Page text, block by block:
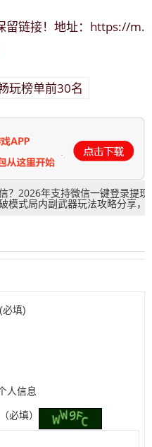
链接！地址： https://m.
玩榜单前30名
？2026年支持微信一键登录提现
式局内副武器玩法攻略分享，
必填)
人信息
必填）